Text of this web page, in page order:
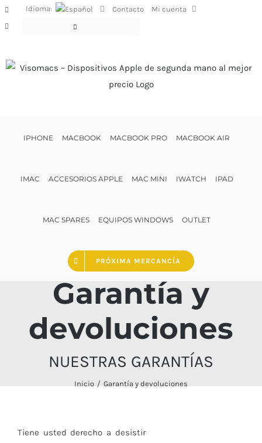
Saltar
al
FacebookIdioma: Contacto Mi cuenta
IPHONE MACBOOK MACBOOK PRO MACBOOK AIR
IMAC ACCESORIOS APPLE MAC MINI IWATCH IPAD
MAC SPARES EQUIPOS WINDOWS OUTLET
PRÓXIMA MERCANCÍA
Garantía y
devoluciones
NUESTRAS GARANTÍAS
Inicio Garantía y devoluciones
Tiene usted derecho a desistir